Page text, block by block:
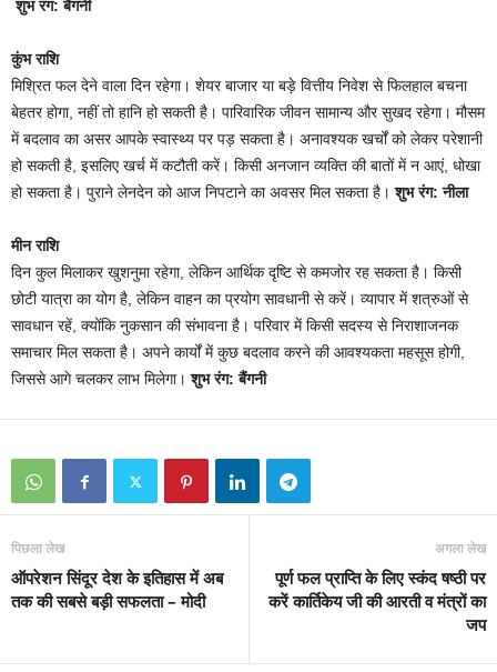
शुभ रंग: बैंगनी
कुंभ राशि
मिश्रित फल देने वाला दिन रहेगा। शेयर बाजार या बड़े वित्तीय निवेश से फिलहाल बचना
बेहतर होगा, नहीं तो हानि हो सकती है। पारिवारिक जीवन सामान्य और सुखद रहेगा। मौसम
में बदलाव का असर आपके स्वास्थ्य पर पड़ सकता है। अनावश्यक खर्चों को लेकर परेशानी
हो सकती है, इसलिए खर्च में कटौती करें। किसी अनजान व्यक्ति की बातों में न आएं, धोखा
हो सकता है। पुराने लेनदेन को आज निपटाने का अवसर मिल सकता है।शुभ रंग: नीला
मीन राशि
दिन कुल मिलाकर खुशनुमा रहेगा, लेकिन आर्थिक दृष्टि से कमजोर रह सकता है। किसी
छोटी यात्रा का योग है, लेकिन वाहन का प्रयोग सावधानी से करें। व्यापार में शत्रुओं से
सावधान रहें, क्योंकि नुकसान की संभावना है। परिवार में किसी सदस्य से निराशाजनक
समाचार मिल सकता है। अपने कार्यों में कुछ बदलाव करने की आवश्यकता महसूस होगी,
जिससे आगे चलकर लाभ मिलेगा। शुभ रंग: बैंगनी
पिछला लेख
ऑपरेशन सिंदूर देश के इति‍हास में अब
तक की सबसे बड़ी सफलता – मोदी
अगला लेख
पूर्ण फल प्राप्ति के लिए स्कंद षष्ठी पर
करें कार्तिकेय जी की आरती व मंत्रों का
जप